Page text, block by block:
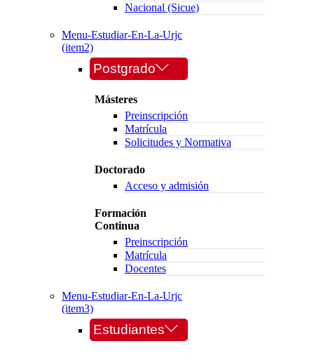
Nacional (Sicue)
Menu-Estudiar-En-La-Urjc
(item2)
Postgrado
Másteres
Preinscripción
Matrícula
Solicitudes y Normativa
Doctorado
Acceso y admisión
Formación
Continua
Preinscripción
Matrícula
Docentes
Menu-Estudiar-En-La-Urjc
(item3)
Estudiantes